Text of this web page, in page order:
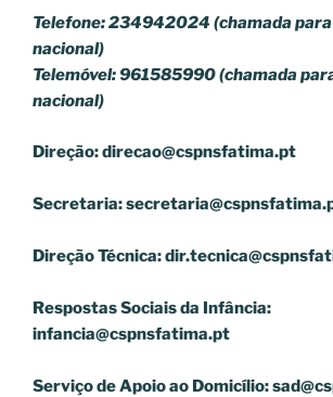
Telefone: 234942024 (chamada
nacional)
Telemóvel: 961585990 (chamada
nacional)
Direção:direcao@cspnsfatima.pt
Secretaria:
Direção Técnica:
Respostas Sociais da Infância:
infancia@cspnsfatima.pt
Serviço de Apoio ao Domicílio: